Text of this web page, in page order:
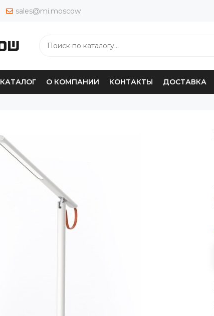
sales@mi.moscow
КАТАЛОГ О КОМПАНИИ КОНТАКТЫ ДОСТАВКА